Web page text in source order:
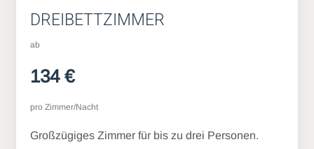
DREIBETTZIMMER
ab
134 €
pro Zimmer/Nacht
Großzügiges Zimmer für bis zu drei Personen.